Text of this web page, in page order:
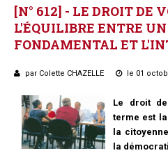
[N° 612] - LE DROITDE
L'ÉQUILIBRE ENTRE UN
FONDAMENTAL ET
par Colette CHAZELLE le 01
Le droit
terme est
la
la